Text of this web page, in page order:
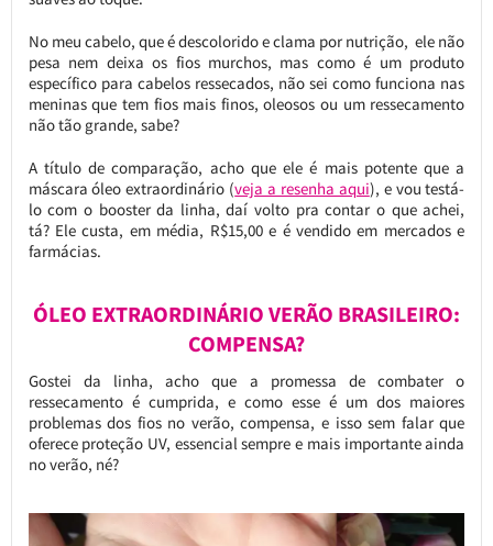
No meu cabelo, que é descolorido e clama por nutrição, ele não
pesa nem deixa os fios murchos, mas como é um produto
específico para cabelos ressecados, não sei como funciona nas
meninas que tem fios mais finos, oleosos ou um ressecamento
não tão grande, sabe?
A título de comparação, acho que ele é mais potente que a
máscara óleo extraordinário (veja a resenha aqui), e vou testá-
lo com o booster da linha, daí volto pra contar o que achei,
tá? Ele custa, em média, R$15,00 e é vendido em mercados e
farmácias.
ÓLEO EXTRAORDINÁRIO VERÃO BRASILEIRO:
COMPENSA?
Gostei da linha, acho que a promessa de combater o
ressecamento é cumprida, e como esse é um dos maiores
problemas dos fios no verão, compensa, e isso sem falar que
oferece proteção UV, essencial sempre e mais importante ainda
no verão, né?